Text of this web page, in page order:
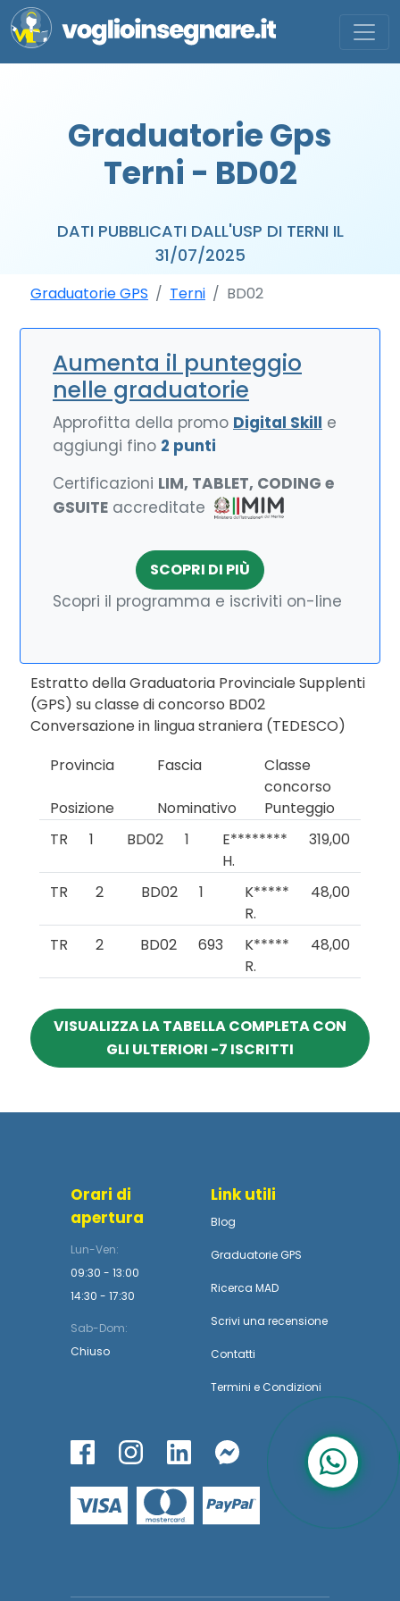
Graduatorie Gps
Terni - BD02
DATI PUBBLICATI DALL'USP DI TERNI IL
31/07/2025
Graduatorie GPS Terni BD02
Aumenta il punteggio
nelle graduatorie
Approfitta della promo Digital Skill e
aggiungi fino 2 punti
Certificazioni LIM, TABLET, CODING e
GSUITE accreditate
SCOPRI DI PIÙ
Scopri il programma e iscriviti on-line
Estratto della Graduatoria Provinciale Supplenti
(GPS) su classe di concorso BD02
Conversazione in lingua straniera (TEDESCO)
Provincia
Fascia
Classe
concorso
Posizione
Nominativo
Punteggio
TR
1 BD02 1
E********
H.
319,00
TR 2 BD02 1
K*****
R.
48,00
TR 2 BD02 693
K*****
R.
48,00
VISUALIZZA LA TABELLA COMPLETA CON
GLI ULTERIORI -7 ISCRITTI
Orari di
apertura
Lun-Ven:
09:30 - 13:00
14:30 - 17:30
Sab-Dom:
Chiuso
Link utili
Blog
Graduatorie GPS
Ricerca MAD
Scrivi una recensione
Contatti
Termini e Condizioni